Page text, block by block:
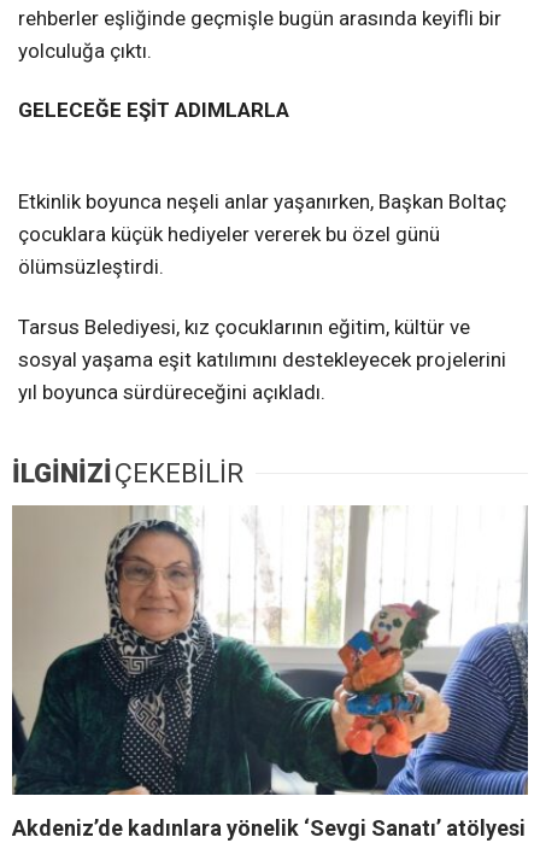
rehberler eşliğinde geçmişle bugün arasında keyifli bir
yolculuğa çıktı.
GELECEĞE EŞİT ADIMLARLA
Etkinlik boyunca neşeli anlar yaşanırken, Başkan Boltaç
çocuklara küçük hediyeler vererek bu özel günü
ölümsüzleştirdi.
Tarsus Belediyesi, kız çocuklarının eğitim, kültür ve
sosyal yaşama eşit katılımını destekleyecek projelerini
yıl boyunca sürdüreceğini açıkladı.
İLGİNİZİÇEKEBİLİR
Akdeniz’de kadınlara yönelik ‘Sevgi Sanatı’ atölyesi